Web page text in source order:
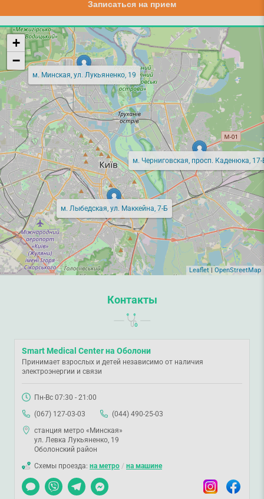
Записаться на прием
м. Минская, ул. Лукьяненко, 19
м. Лыбедская, ул. Маккейна, 7-Б
м. Черниговская, просп. Каденюка, 17-
+
−
Leaflet| OpenStreetMap
Контакты
Smart Medical Center на Оболони
Принимает взрослых и детей независимо от наличия
электроэнергии и связи
Пн-Вс 07:30 - 21:00
(067) 127-03-03
(044) 490-25-03
станция метро «Минская»
ул. Левка Лукьяненко, 19
Оболонский район
Схемы проезда: на метро / на машине
Чат
Viber TelegramMessenger InstagramFacebook